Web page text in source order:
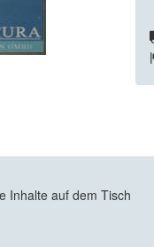
Inhalte auf dem Tisch